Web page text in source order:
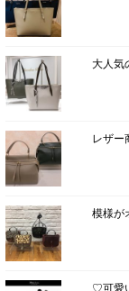
大人気
レザー
模様が
♡可愛